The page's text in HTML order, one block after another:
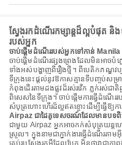
ស្វែងរកដំណើរកម្សាន្តដ៏ល្អបំផុត
របស់អ្នក
ចាប់ផ្តើមដំណើររបស់អ្នកទៅកាន់ Manila
ចាប់ផ្តើមដំណើរផ្សងព្រេងដែលមិនអាចបំ
ទាំងអស់បង្ហាញពីរឿងថ្មី។ ពីបេតិកភណ្ឌវ
ទីក្រុងនេះផ្តល់នូវឱកាសគ្មានទីបញ្ចប់សម្រា
កំពុងដើរតាមដងផ្លូវដ៏រស់រវើក ភ្លក់រស់ជ
ពិសេសនៃទីក្រុង។ ចាប់ផ្តើមការធ្វើដំណើ
សំបុត្រហោះហើរដ៏ល្អឥតខ្ចោះដើម្បីធ្វើឱ្យក
Airpaz ជាដៃគូទេសចរណ៍ដែលមានបទ
ជាមួយ Airpaz អ្នកអាចកក់សំបុត្រយន្ត
ស្រួល។ ក្នុងនាមជាភ្នាក់ងារធ្វើដំណើរត
គ្រប់រូបស្វែងរកអ្វីដែលប្លែក មិនថាវាជ